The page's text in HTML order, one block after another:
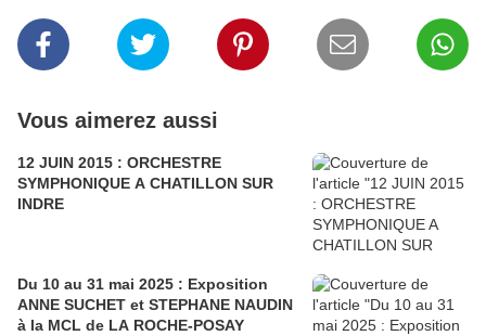
Vous aimerez aussi
12 JUIN 2015 : ORCHESTRE
SYMPHONIQUE A CHATILLON SUR
INDRE
Du 10 au 31 mai 2025 : Exposition
ANNE SUCHET et STEPHANE NAUDIN
à la MCL de LA ROCHE-POSAY